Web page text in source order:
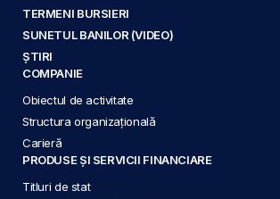
TERMENI BURSIERI
SUNETUL BANILOR (VIDEO)
ȘTIRI
COMPANIE
Obiectul de activitate
Structura organizațională
Carieră
PRODUSE ȘI SERVICII FINANCIARE
Titluri de stat